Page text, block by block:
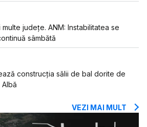
județe. ANM: Instabilitatea se
sâmbătă
construcția sălii de bal dorite de
Albă
VEZI MAI MULT